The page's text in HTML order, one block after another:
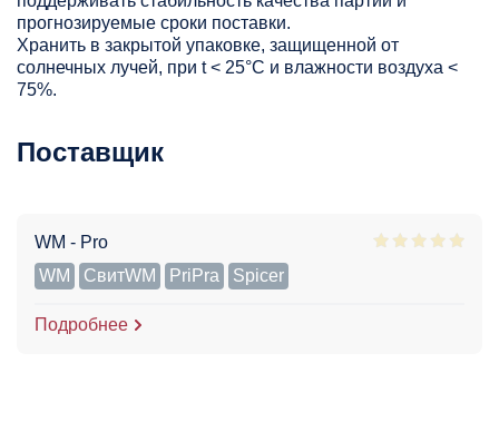
прогнозируемые сроки поставки.
Хранить в закрытой упаковке, защищенной от
солнечных лучей, при t < 25°С и влажности воздуха <
75%.
Поставщик
WM - Pro
WM
СвитWM PriPra Spicer
Подробнее